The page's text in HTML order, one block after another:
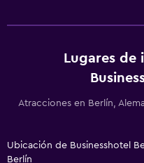
Lugares de
Atracciones en Berlín,
Ubicación de Businesshotel
Berlín